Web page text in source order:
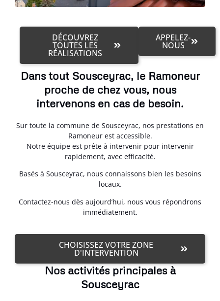
DÉCOUVREZ
TOUTES LES
RÉALISATIONS
APPELEZ-
NOUS
Dans tout Sousceyrac, le Ramoneur
proche de chez vous, nous
intervenons en cas de besoin.
Sur toute la commune de Sousceyrac, nos prestations en
Ramoneur est accessible.
Notre équipe est prête à intervenir pour intervenir
rapidement, avec efficacité.
Basés à Sousceyrac, nous connaissons bien les besoins
locaux.
Contactez-nous dès aujourd’hui, nous vous répondrons
immédiatement.
CHOISISSEZ VOTRE ZONE
D'INTERVENTION
Nos activités principales à
Sousceyrac